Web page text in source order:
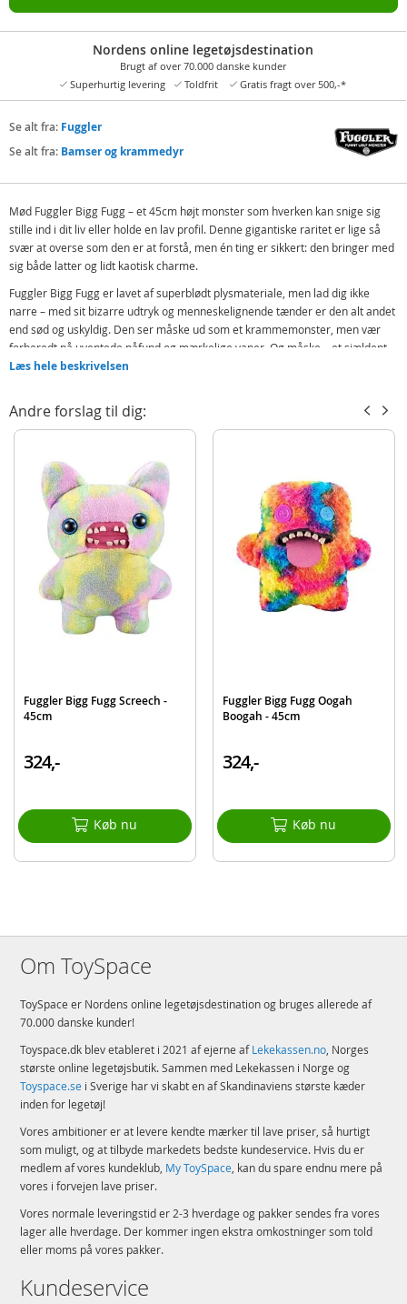
Nordens online legetøjsdestination
Brugt af over 70.000 danske kunder
Superhurtig levering
Toldfrit Gratis fragt over 500,-*
Se alt fra: Fuggler
Se alt fra: Bamser og krammedyr
Mød Fuggler Bigg Fugg – et 45cm højt monster som hverken kan snige sig
stille ind i dit liv eller holde en lav profil. Denne gigantiske raritet er lige så
svær at overse som den er at forstå, men én ting er sikkert: den bringer med
sig både latter og lidt kaotisk charme.
Fuggler Bigg Fugg er lavet af superblødt plysmateriale, men lad dig ikke
narre – med sit bizarre udtryk og menneskelignende tænder er den alt andet
end sød og uskyldig. Den ser måske ud som et krammemonster, men vær
forberedt på uventede påfund og mærkelige vaner. Og måske... et sjældent
"butt-on hole"? Der er kun én måde at finde ud af det på.
kendt for at være både underholdende og uforudsigelige, og med Bigg Fugg
får du alt i stort format.
Fuggler Bigg Fugg Sphinx Cat
Detaljer:
Mål: ca. 45 cm
Alder: fra 4 år
Produktdetaljer
Læs hele beskrivelsen
Andre forslag til dig:
Fuggler Bigg Fugg Screech -
45cm
324,-
Køb nu
Fuggler Bigg Fugg Oogah
Boogah - 45cm
324,-
Køb nu
Om ToySpace
ToySpace er Nordens online legetøjsdestination og bruges allerede af
70.000 danske kunder!
Toyspace.dk blev etableret i 2021 af ejerne afLekekassen.no, Norges
største online legetøjsbutik. Sammen med Lekekassen i Norge og
Toyspace.se i Sverige har vi skabt en af Skandinaviens største kæder
inden for legetøj!
Vores ambitioner er at levere kendte mærker til lave priser, så hurtigt
som muligt, og at tilbyde markedets bedste kundeservice. Hvis du er
medlem af vores kundeklub, My ToySpace, kan du spare endnu mere på
vores i forvejen lave priser.
Vores normale leveringstid er 2-3 hverdage og pakker sendes fra vores
lager alle hverdage. Der kommer ingen ekstra omkostninger som told
eller moms på vores pakker.
Kundeservice